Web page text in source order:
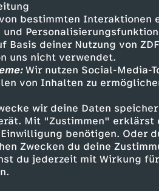
bestimmten Interaktionen
und
deiner Nutzung von
uns nicht verwendet.
Wir nutzen Social-Media-
von Inhalten zu
wir deine Daten
Mit "Zustimmen" erklärst
benötigen. Oder
Zwecken du deine
du jederzeit mit Wirkung